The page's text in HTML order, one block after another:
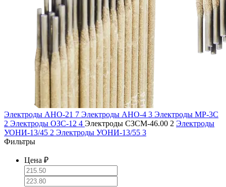
Электроды АНО-21 7 Электроды АНО-4 3 Электроды МР-3С
2 Электроды ОЗС-12 4 Электроды СЗСМ-46.00 2 Электроды
УОНИ-13/45 2 Электроды УОНИ-13/55 3
Фильтры
Цена ₽